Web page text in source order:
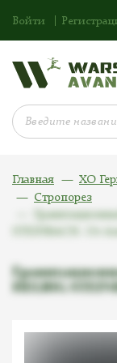
Войти
Главная ХО
Стропорез
HELBIG